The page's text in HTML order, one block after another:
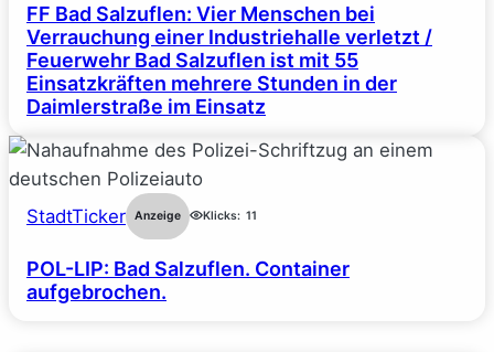
FF Bad Salzuflen: Vier Menschen bei
Verrauchung einer Industriehalle verletzt /
Feuerwehr Bad Salzuflen ist mit 55
Einsatzkräften mehrere Stunden in der
Daimlerstraße im Einsatz
StadtTicker Anzeige Klicks: 11
POL-LIP: Bad Salzuflen. Container
aufgebrochen.